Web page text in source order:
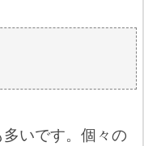
いです。個々の